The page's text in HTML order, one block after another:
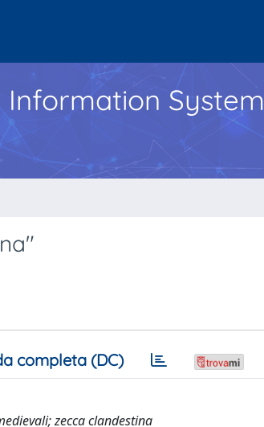
System
completa (DC)
zecca clandestina